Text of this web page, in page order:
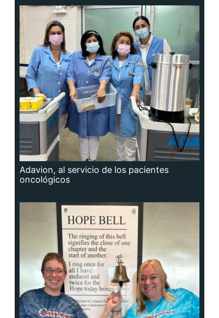
Adavion, al servicio de los pacientes
oncológicos